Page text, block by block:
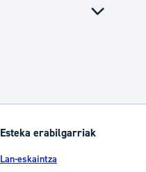
Esteka erabilgarriak
Lan-eskaintza